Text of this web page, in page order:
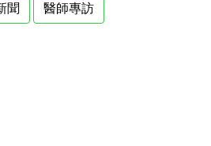
聞 醫師專訪